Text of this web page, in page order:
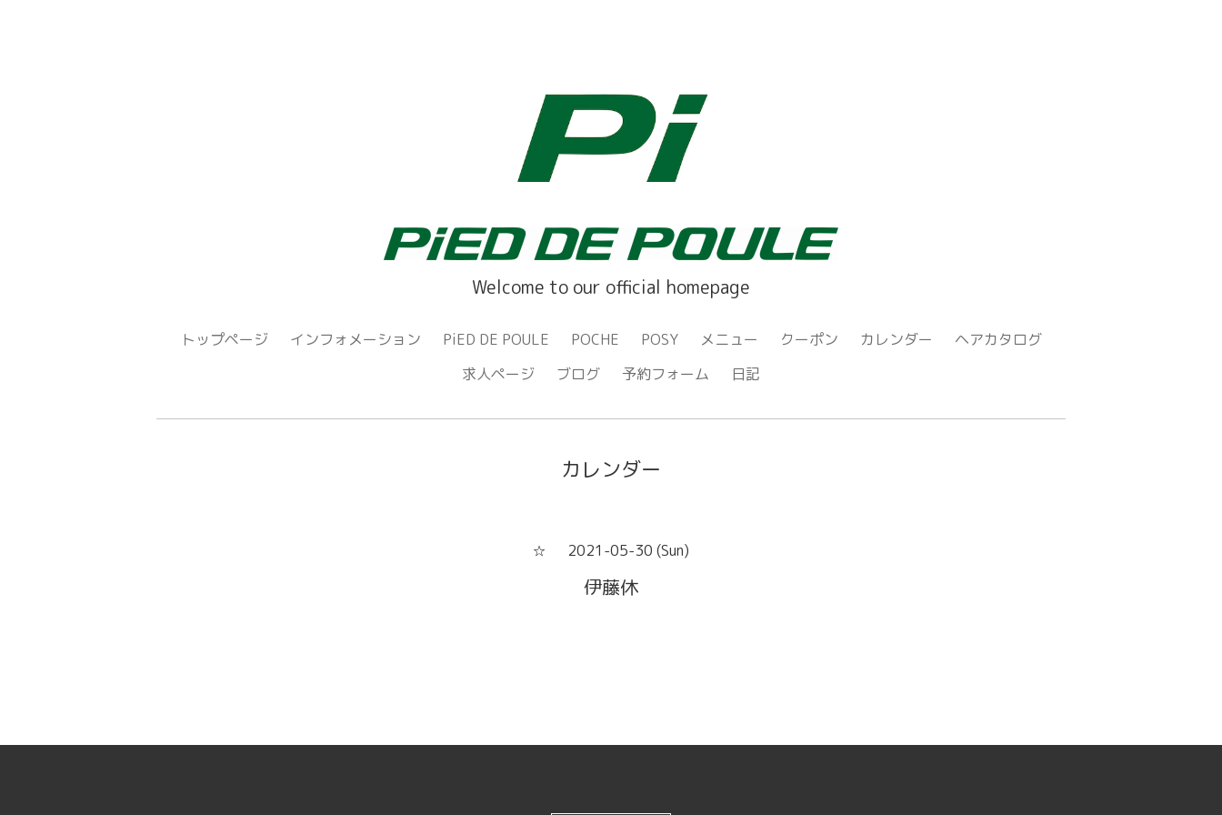
Welcome to our official homepage
トップページ インフォメーション PiED DE POULE POCHE POSY メニュー クーポン カレンダー
ヘアカタログ
求人ページ
ブログ 予約フォーム 日記
カレンダー
☆ 2021-05-30 (Sun)
伊藤休